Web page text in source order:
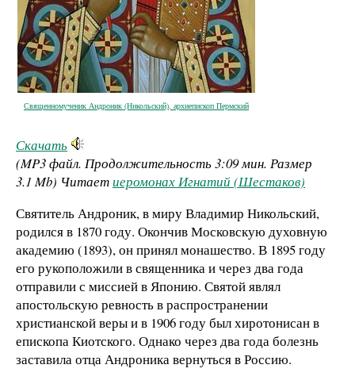
Священномученик Андроник (Никольский), архиепископ Пермский
Скачать
(MP3 файл. Продолжительность3:09 мин. Размер
3.1 Mb) Читаетиеромонах Игнатий (Шестаков)
Святитель Андроник, в миру Владимир Никольский,
родился в 1870 году. Окончив Московскую духовную
академию (1893), он принял монашество. В 1895 году
его рукоположили в священника и через два года
отправили с миссией в Японию. Святой являл
апостольскую ревность в распространении
христианской веры и в 1906 году был хиротонисан в
епископа Киотского. Однако через два года болезнь
заставила отца Андроника вернуться в Россию.